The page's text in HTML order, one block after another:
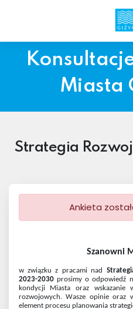
Miasta
Strategia
Ankieta
Szanowni
w związku z pracami nad
2023-2030prosimy o odpowiedź
kondycji Miasta oraz wskazanie
rozwojowych. Wasze opinie oraz
element procesu planowania